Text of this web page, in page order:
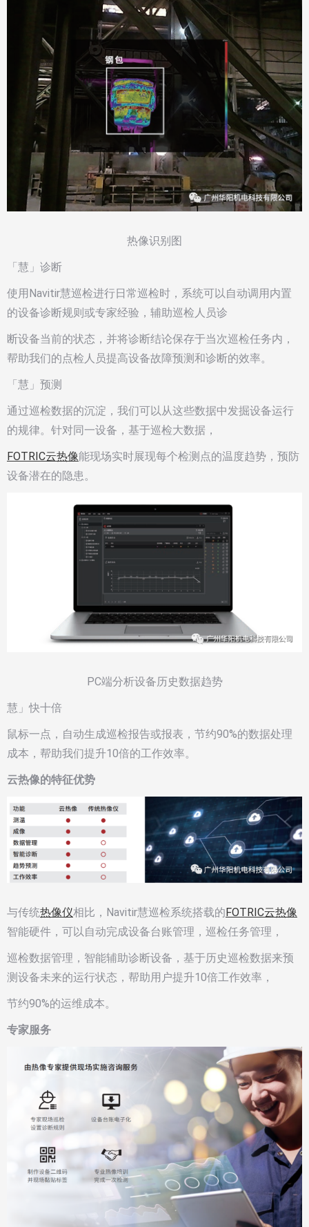
热像识别图
「慧」诊断
使用Navitir慧巡检进行日常巡检时，系统可以自动调用内置
的设备诊断规则或专家经验，辅助巡检人员诊
断设备当前的状态，并将诊断结论保存于当次巡检任务内，
帮助我们的点检人员提高设备故障预测和诊断的效率。
「慧」预测
通过巡检数据的沉淀，我们可以从这些数据中发掘设备运行
的规律。针对同一设备，基于巡检大数据，
FOTRIC云热像能现场实时展现每个检测点的温度趋势，预防
设备潜在的隐患。
PC端分析设备历史数据趋势
慧」快十倍
鼠标一点，自动生成巡检报告或报表，节约90%的数据处理
成本，帮助我们提升10倍的工作效率。
云热像的特征优势
与传统热像仪相比，Navitir慧巡检系统搭载的 FOTRIC云热像
智能硬件，可以自动完成设备台账管理，巡检任务管理，
巡检数据管理，智能辅助诊断设备，基于历史巡检数据来预
测设备未来的运行状态，帮助用户提升10倍工作效率，
节约90%的运维成本。
专家服务